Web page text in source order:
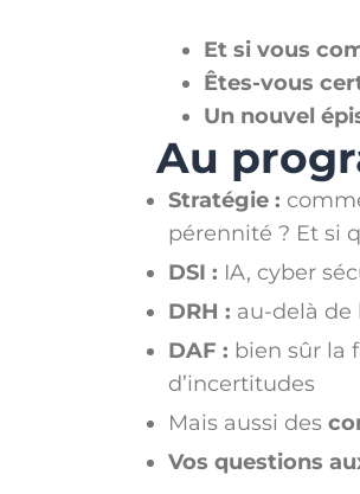
Et si vous
Êtes-vous
Un nouvel
Au
Stratégie :
pérennité ? Et si
DSI : IA, cyber
DRH : au-delà de
DAF : bien sûr la
d’incertitudes
Mais aussi des
Vos questions